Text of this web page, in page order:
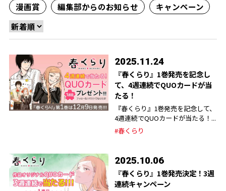
漫画賞
編集部からのお知らせ キャンペーン
2025.11.24
『春くらり』1巻発売を記念し
て、4週連続でQUOカードが当
たる！
『春くらり』1巻発売を記念して、
4週連続でQUOカードが当たる！...
#春くらり
2025.10.06
『春くらり』1巻発売決定！3週
連続キャンペーン